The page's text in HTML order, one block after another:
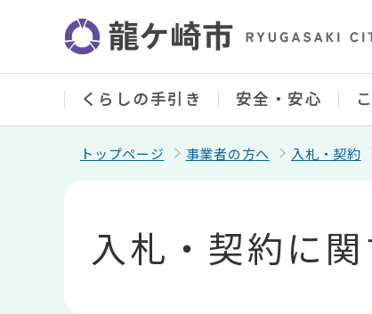
ジ
くらしの手引き 安全・安心
トップページ 事業者の方へ 入札・契約
入札・契約に